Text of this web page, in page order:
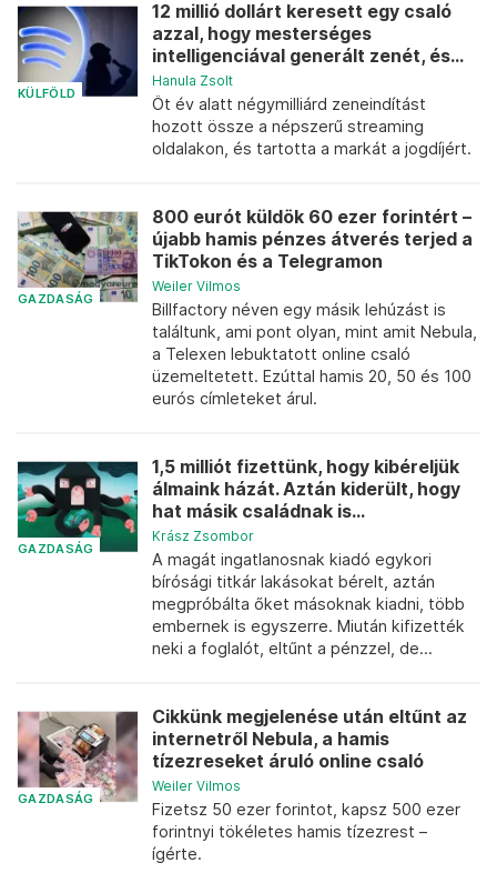
KÜLFÖLD
12 millió dollárt keresett egy csaló
azzal, hogy mesterséges
intelligenciával generált zenét, és...
Hanula Zsolt
Öt év alatt négymilliárd zeneindítást
hozott össze a népszerű streaming
oldalakon, és tartotta a markát a jogdíjért.
GAZDASÁG
800 eurót küldök 60 ezer forintért –
újabb hamis pénzes átverés terjed a
TikTokon és a Telegramon
Weiler Vilmos
Billfactory néven egy másik lehúzást is
találtunk, ami pont olyan, mint amit Nebula,
a Telexen lebuktatott online csaló
üzemeltetett. Ezúttal hamis 20, 50 és 100
eurós címleteket árul.
GAZDASÁG
1,5 milliót fizettünk, hogy kibéreljük
álmaink házát. Aztán kiderült, hogy
hat másik családnak is...
Krász Zsombor
A magát ingatlanosnak kiadó egykori
bírósági titkár lakásokat bérelt, aztán
megpróbálta őket másoknak kiadni, több
embernek is egyszerre. Miután kifizették
neki a foglalót, eltűnt a pénzzel, de...
GAZDASÁG
Cikkünk megjelenése után eltűnt az
internetről Nebula, a hamis
tízezreseket áruló online csaló
Weiler Vilmos
Fizetsz 50 ezer forintot, kapsz 500 ezer
forintnyi tökéletes hamis tízezrest –
ígérte.